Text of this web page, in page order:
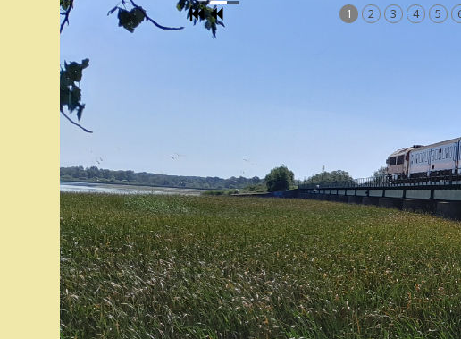
1 2 3 4 5